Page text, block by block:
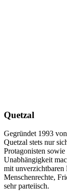
Quetzal
Gegründet 1993
Quetzal stets nur
Protagonisten
Unabhängigkeit
mit unverzichtbaren
Menschenrechte,
sehr parteiisch.